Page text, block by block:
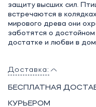
защиту высших сил.
встречаются в
мирового древа они
заботятся о
достатке и любви в
Доставка:
БЕСПЛАТНАЯ
КУРЬЕРОМ